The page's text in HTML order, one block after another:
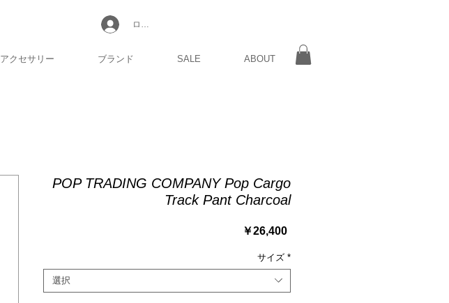
アクセサリー ブランド SALE ABOUT
ログイン
POP TRADING COMPANY Pop Cargo
Track Pant Charcoal
￥26,400価
サイズ *
選択